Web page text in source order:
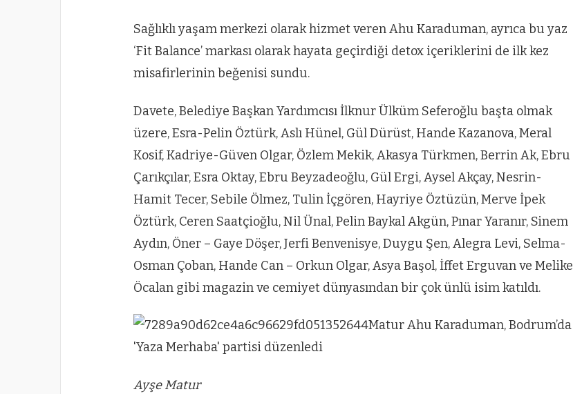
Sağlıklı yaşam merkezi olarak hizmet veren Ahu Karaduman, ayrıca bu yaz
‘Fit Balance’ markası olarak hayata geçirdiği detox içeriklerini de ilk kez
misafirlerinin beğenisi sundu.
Davete, Belediye Başkan Yardımcısı İlknur Ülküm Seferoğlu başta olmak
üzere, Esra-Pelin Öztürk, Aslı Hünel, Gül Dürüst, Hande Kazanova, Meral
Kosif, Kadriye-Güven Olgar, Özlem Mekik, Akasya Türkmen, Berrin Ak, Ebru
Çarıkçılar, Esra Oktay, Ebru Beyzadeoğlu, Gül Ergi, Aysel Akçay, Nesrin-
Hamit Tecer, Sebile Ölmez, Tulin İçgören, Hayriye Öztüzün, Merve İpek
Öztürk, Ceren Saatçioğlu, Nil Ünal, Pelin Baykal Akgün, Pınar Yaranır, Sinem
Aydın, Öner – Gaye Döşer, Jerfi Benvenisye, Duygu Şen, Alegra Levi, Selma-
Osman Çoban, Hande Can – Orkun Olgar, Asya Başol, İffet Erguvan ve Melike
Öcalan gibi magazin ve cemiyet dünyasından bir çok ünlü isim katıldı.
Ayşe Matur